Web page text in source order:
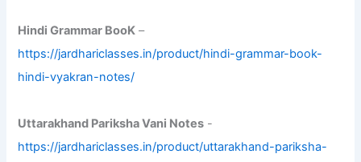
Hindi Grammar BooK –
https://jardhariclasses.in/product/hindi-grammar-book-
hindi-vyakran-notes/
Uttarakhand Pariksha Vani Notes -
https://jardhariclasses.in/product/uttarakhand-pariksha-